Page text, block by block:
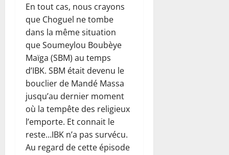
En tout cas, nous crayons
que Choguel ne tombe
dans la même situation
que Soumeylou Boubèye
Maïga (SBM) au temps
d’IBK. SBM était devenu le
bouclier de Mandé Massa
jusqu’au dernier moment
où la tempête des religieux
l’emporte. Et connait le
reste…IBK n’a pas survécu.
Au regard de cette épisode